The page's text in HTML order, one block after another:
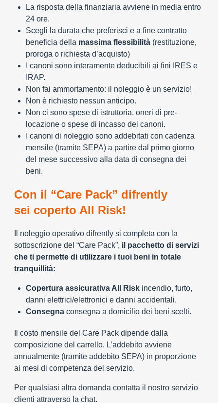
La risposta della finanziaria avviene in media entro
24 ore.
Scegli la durata che preferisci e a fine contratto
beneficia della massima flessibilità (restituzione,
proroga o richiesta d’acquisto)
I canoni sono interamente deducibili ai fini IRES e
IRAP.
Non fai ammortamento: il noleggio è un servizio!
Non è richiesto nessun anticipo.
Non ci sono spese di istruttoria, oneri di pre-
locazione o spese di incasso dei canoni.
I canoni di noleggio sono addebitati con cadenza
mensile (tramite SEPA) a partire dal primo giorno
del mese successivo alla data di consegna dei
beni.
Con il “Care Pack” difrently
sei coperto All Risk!
Il noleggio operativo difrently si completa con la
sottoscrizione del “Care Pack”, il pacchetto di servizi
che ti permette di utilizzare i tuoi beni in totale
tranquillità:
Copertura assicurativa All Risk incendio, furto,
danni elettrici/elettronici e danni accidentali.
Consegna consegna a domicilio dei beni scelti.
Il costo mensile del Care Pack dipende dalla
composizione del carrello. L’addebito avviene
annualmente (tramite addebito SEPA) in proporzione
ai mesi di competenza del servizio.
Per qualsiasi altra domanda contatta il nostro servizio
clienti attraverso la chat.